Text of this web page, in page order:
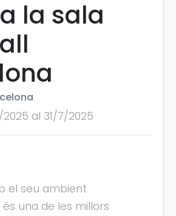
la sala
al 31/7/2025
el seu ambient
una de les millors